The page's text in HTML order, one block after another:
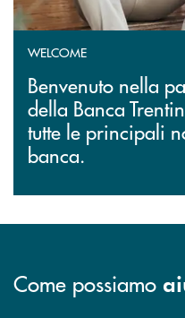
WELCOME
Benvenuto nella
della Banca
tutte le principali
banca.
Come possiamo